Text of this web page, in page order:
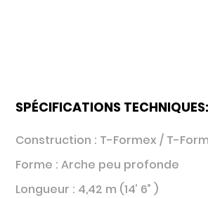
SPÉCIFICATIONS TECHNIQUES:
Construction : T-Formex / T-
Forme : Arche peu profonde
Longueur : 4,42 m (14’ 6” )